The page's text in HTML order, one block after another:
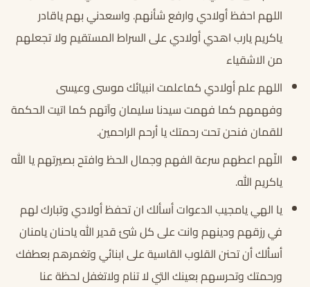
اللهم احفظ أولادي وارفع شأنهم. واسعدني بهم ياقادر
ياكريم يارب اهدي أولادي على السراط المستقيم ولا تجعلهم
من الاشقياء
اللهم علم أولادي كماعلمت انبيائك موسى وعيسى
وفهمهم كما فهمت سيدنا سليمان وآتهم كما اتيت الحكمة
للقمان فنحن تحت رحمتك يا أرحم الراحمين.
اللّهم اعطهم سرعة الفهم وجمال الحظ وافتح بصيرتهم يا الله
ياكريم الله.
يا الهي يامجيب الدعوات أسألك ان تحفظ أولادي وتبارك لهم
في رزقهم ودينهم وانت على كل شئ قدير الله ياحنان يامنان
أسألك أن تحنن القلوب القاسية على ابنائي وتغمرهم بعطفك
ورحمتك وتحرسهم بعينك التي لا تنام ولاتغفل لحظة عنا